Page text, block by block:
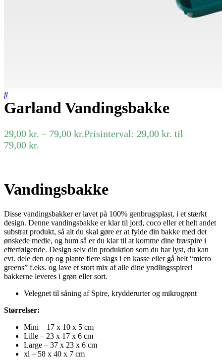
Garland Vandingsbakke
29,00 kr. – 79,00 kr.Prisinterval: 29,00 kr. til
79,00 kr.
Vandingsbakke
Disse vandingsbakker er lavet på 100% genbrugsplast, i et stærkt
design. Denne vandingsbakke er klar til jord, coco eller et helt andet
substrat produkt, så alt du skal gøre er at fylde din bakke med det
ønskede medie, og bum så er du klar til at komme dine frø/spire i
efterfølgende. Design selv din produktion som du har lyst, du kan
evt. dele den op og plante flere slags i en kasse eller gå helt “micro
greens” f.eks. og lave et stort mix af alle dine yndlingsspirer!
bakkerne leveres i grøn eller sort.
Velegnet til såning af Spire, krydderurter og mikrogrønt
Størrelser:
Mini – 17 x 10 x 5 cm
Lille – 23 x 17 x 6 cm
Large – 37 x 23 x 6 cm
xl – 58 x 40 x 7 cm